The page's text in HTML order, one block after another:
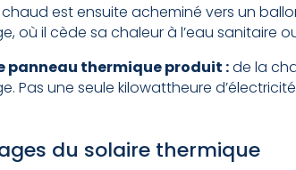
est ensuite acheminé vers un
où il cède sa chaleur à l’eau sanitaire
panneau thermique produit :de la
Pas une seule kilowattheure
du solaire thermique